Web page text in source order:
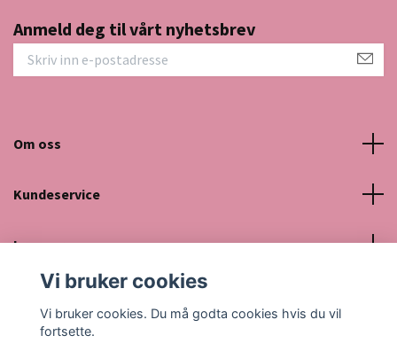
Anmeld deg til vårt nyhetsbrev
Om oss
Kundeservice
Les mer
Sosiale medier
Vi bruker cookies
Vi bruker cookies. Du må godta cookies hvis du vil
fortsette.